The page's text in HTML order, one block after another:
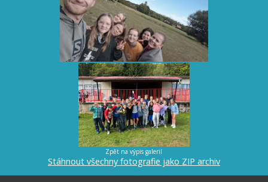
Zpět na výpis galerií
Stáhnout všechny fotografie jako ZIP archiv